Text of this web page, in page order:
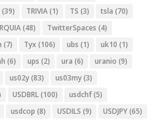
(39) TRIVIA(1) TS (3) tsla (70)
(48) TwitterSpaces (4)
(7) Tyx (106) ubs (1) uk10 (1)
(6) ups (2) ura (6) uranio (9)
us02y(83) us03my(3)
USDBRL(100) usdchf(5)
usdcop (8) USDILS (9) USDJPY(65)